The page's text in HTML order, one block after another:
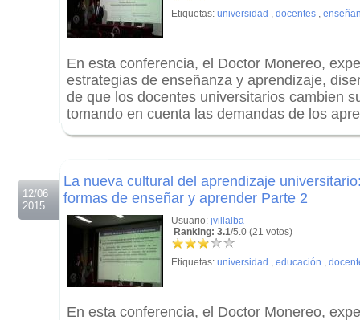
Etiquetas: universidad , docentes ,
En esta conferencia, el Doctor Monereo,
estrategias de enseñanza y aprendizaje,
de que los docentes universitarios cambien
tomando en cuenta las demandas de los
12/06
2015
La nueva cultural del aprendizaje
formas de enseñar y aprender Parte 2
Usuario: jvillalba
Ranking: 3.1/5.0 (21 votos)
Etiquetas: universidad , educación ,
En esta conferencia, el Doctor Monereo,